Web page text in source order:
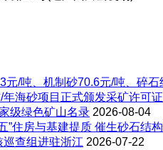
元/吨、机制砂70.6元/吨、碎石
海砂项目正式颁发采矿许可证
级绿色矿山名录 2026-08-04
”住房与基建提质 催生砂石结
查组进驻浙江 2026-07-22